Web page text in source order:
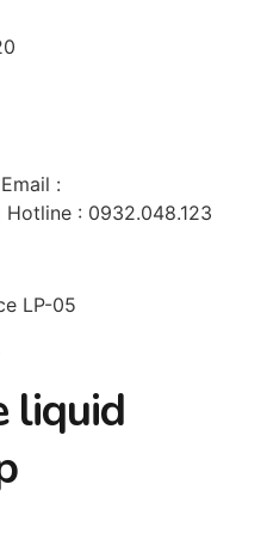
:
: 0932.048.123
LP-05
liquid